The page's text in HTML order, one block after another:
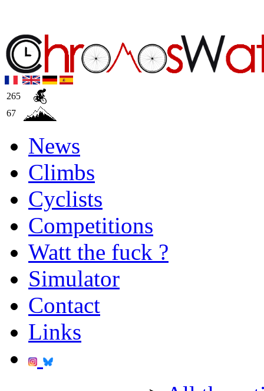
265
67
News
Climbs
Cyclists
Competitions
Watt the fuck ?
Simulator
Contact
Links